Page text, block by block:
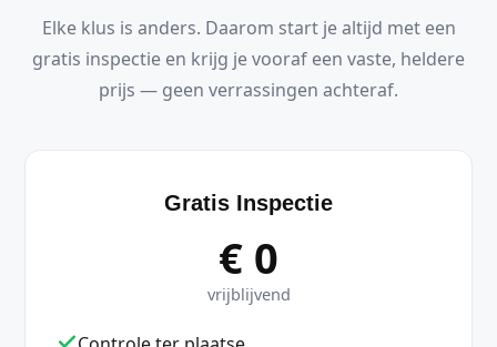
Elke klus is anders. Daarom start je altijd met een
gratis inspectie en krijg je vooraf een vaste, heldere
prijs — geen verrassingen achteraf.
Gratis Inspectie
€ 0
vrijblijvend